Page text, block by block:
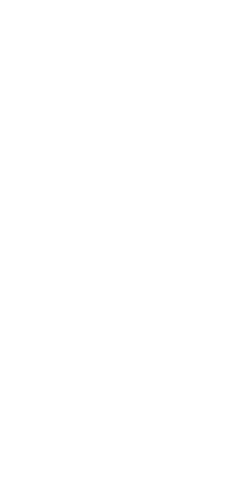
Наш сайт использует
и повысить